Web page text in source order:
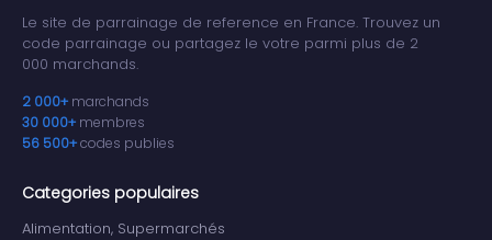
Le site de parrainage de reference en France. Trouvez un
code parrainage ou partagez le votre parmi plus de 2
000 marchands.
2 000+ marchands
30 000+ membres
56 500+codes publies
Categories populaires
Alimentation, Supermarchés